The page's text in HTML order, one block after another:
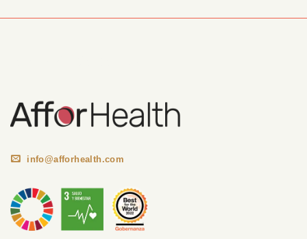
info@afforhealth.com